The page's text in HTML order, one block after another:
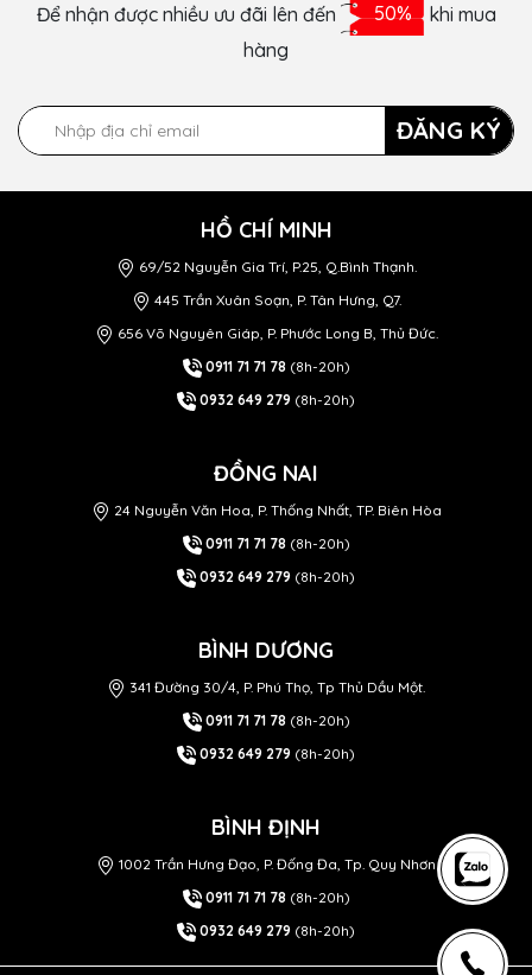
Để nhận được nhiều ưu đãi lên đến 50% khi mua
hàng
ĐĂNG KÝ
HỒ CHÍ MINH
69/52 Nguyễn Gia Trí, P.25, Q.Bình Thạnh.
445 Trần Xuân Soạn, P. Tân Hưng, Q7.
656 Võ Nguyên Giáp, P. Phước Long B, Thủ Đức.
0911 71 71 78 (8h-20h)
0932 649 279 (8h-20h)
ĐỒNG NAI
24 Nguyễn Văn Hoa, P. Thống Nhất, TP. Biên Hòa
0911 71 71 78 (8h-20h)
0932 649 279 (8h-20h)
BÌNH DƯƠNG
341 Đường 30/4, P. Phú Thọ, Tp Thủ Dầu Một.
0911 71 71 78 (8h-20h)
0932 649 279 (8h-20h)
BÌNH ĐỊNH
1002 Trần Hưng Đạo, P. Đống Đa, Tp. Quy Nhơn
0911 71 71 78 (8h-20h)
0932 649 279 (8h-20h)